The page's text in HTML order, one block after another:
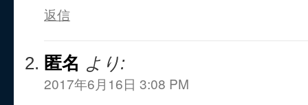
返信
匿名 より:
2017年6月16日 3:08 PM